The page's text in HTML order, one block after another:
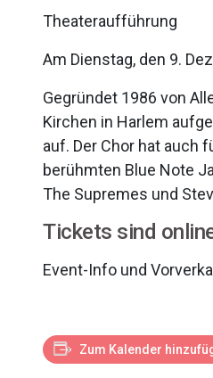
Theateraufführung
Am Dienstag, den 9.
Gegründet 1986 von
Kirchen in Harlem
auf. Der Chor hat auch
berühmten Blue Note
The Supremes und
Tickets sind
Event-Info und
Zum Kalender